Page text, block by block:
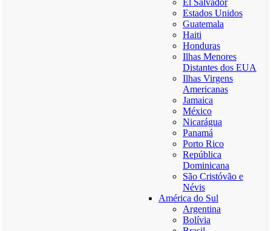
El Salvador
Estados Unidos
Guatemala
Haiti
Honduras
Ilhas Menores
Distantes dos EUA
Ilhas Virgens
Americanas
Jamaica
México
Nicarágua
Panamá
Porto Rico
República
Dominicana
São Cristóvão e
Névis
América do Sul
Argentina
Bolívia